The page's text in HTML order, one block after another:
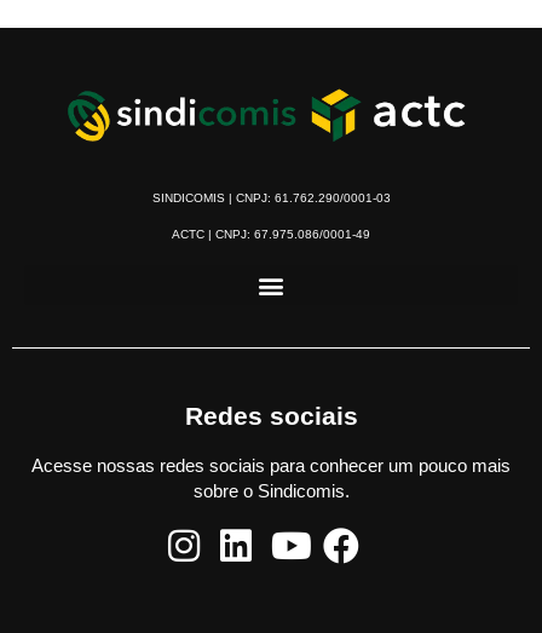
SINDICOMIS | CNPJ: 61.762.290/0001-03
ACTC | CNPJ: 67.975.086/0001-49
Redes sociais
Acesse nossas redes sociais para conhecer um pouco mais
sobre o Sindicomis.